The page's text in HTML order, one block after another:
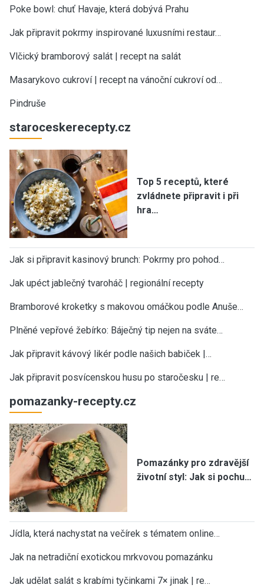
Poke bowl: chuť Havaje, která dobývá Prahu
Jak připravit pokrmy inspirované luxusními restaur…
Vlčický bramborový salát | recept na salát
Masarykovo cukroví | recept na vánoční cukroví od…
Pindruše
staroceskerecepty.cz
Top 5 receptů, které
zvládnete připravit i při
hra…
Jak si připravit kasinový brunch: Pokrmy pro pohod…
Jak upéct jablečný tvaroháč | regionální recepty
Bramborové kroketky s makovou omáčkou podle Anuše…
Plněné vepřové žebírko: Báječný tip nejen na sváte…
Jak připravit kávový likér podle našich babiček |…
Jak připravit posvícenskou husu po staročesku | re…
pomazanky-recepty.cz
Pomazánky pro zdravější
životní styl: Jak si pochu…
Jídla, která nachystat na večírek s tématem online…
Jak na netradiční exotickou mrkvovou pomazánku
Jak udělat salát s krabími tyčinkami 7× jinak | re…